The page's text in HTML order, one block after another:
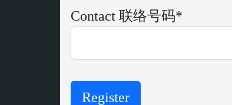
Contact 联络号码*